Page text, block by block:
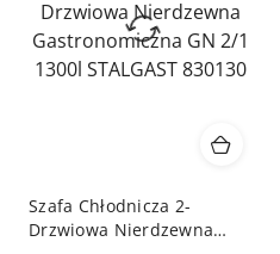
Szafa Chłodnicza 2-
Drzwiowa Nierdzewna